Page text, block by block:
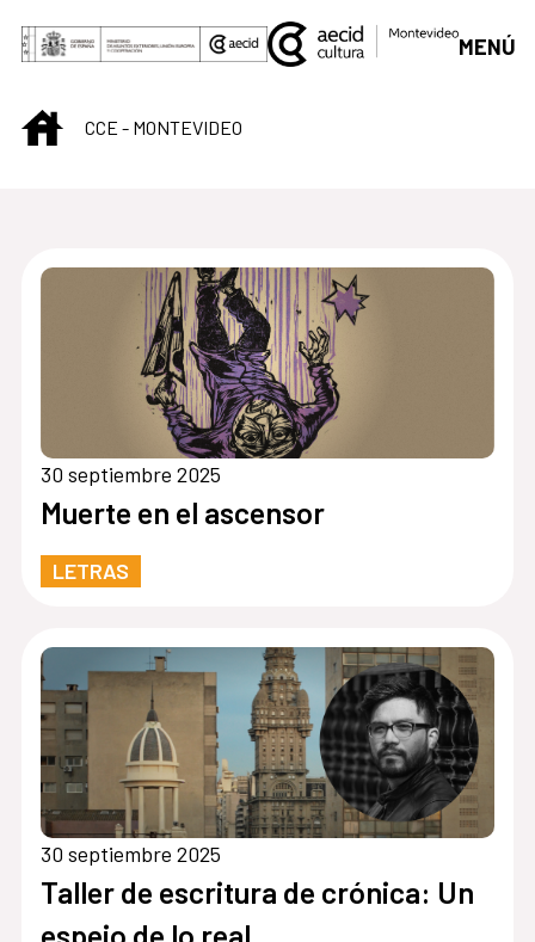
Saltar al contenido principal
MENÚ
INICIOCCE - MONTEVIDEO
30 septiembre 2025
Muerte en el ascensor
LETRAS
30 septiembre 2025
Taller de escritura de crónica: Un
espejo de lo real